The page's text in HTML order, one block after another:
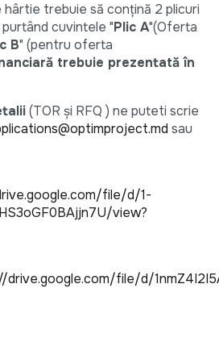
trebuie să conțină 2 plicuri
cuvintele "Plic A"(Oferta
B" (pentru oferta
trebuie prezentată în
(TOR și RFQ ) ne puteti scrie
sau
file/d/1-
view?
drive.google.com/file/d/